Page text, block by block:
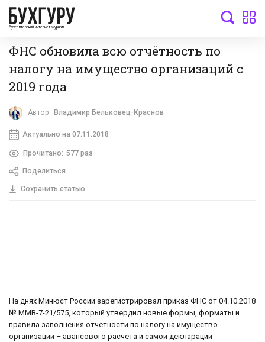
бухгалтерский интернет-журнал
ФНС обновила всю отчётность по
налогу на имущество организаций с
2019 года
Автор: Владимир Бельковец-Краснов
Актуально на 07.11.2018
Прочитано: 577 раз
Поделиться
Сохранить статью
На днях Минюст России зарегистрировал приказ ФНС от 04.10.2018
№ ММВ-7-21/575, который утвердил новые формы, форматы и
правила заполнения отчетности по налогу на имущество
организаций – авансового расчета и самой декларации